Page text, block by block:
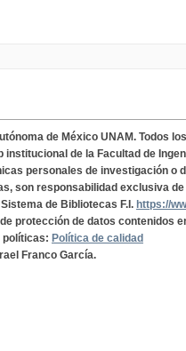
de México UNAM. Todos
institucional de la Facultad de
personales de investigación o
son responsabilidad exclusiva
de Bibliotecas F.I. https://
protección de datos contenidos
políticas: Política de calidad
Franco García.